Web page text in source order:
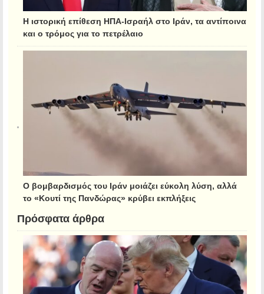
Η ιστορική επίθεση ΗΠΑ-Ισραήλ στο Ιράν, τα αντίποινα
και ο τρόμος για το πετρέλαιο
Ο βομβαρδισμός του Ιράν μοιάζει εύκολη λύση, αλλά
το «Κουτί της Πανδώρας» κρύβει εκπλήξεις
Πρόσφατα άρθρα